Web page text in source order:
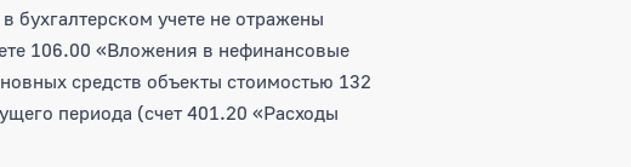
бухгалтерском учете не отражены
106.00 «Вложения в нефинансовые
средств объекты стоимостью 132
периода (счет 401.20 «Расходы